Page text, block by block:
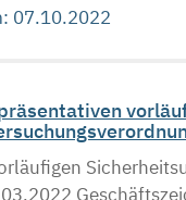
07.10.2022